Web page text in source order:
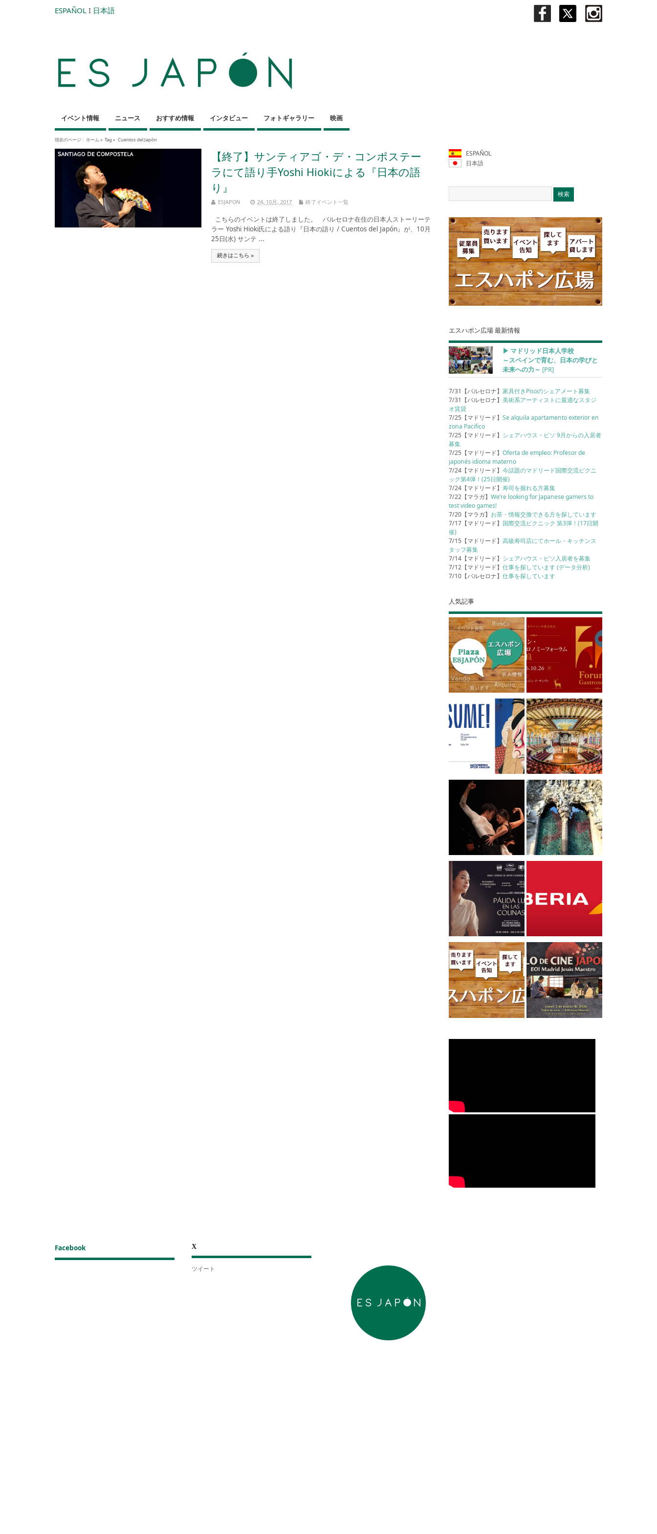
ESPAÑOL I 日本語
イベント情報 ニュース おすすめ情報 インタビュー フォトギャラリー 映画
現在のページ : ホーム » Tag » Cuentos del Japón
【終了】サンティアゴ・デ・コンポステー
ラにて語り手Yoshi Hiokiによる『日本の語
り』
ESJAPON 24, 10月, 2017 終了イベント一覧
こちらのイベントは終了しました。 バルセロナ在住の日本人ストーリーテ
ラー Yoshi Hioki氏による語り『日本の語り / Cuentos del Japón』が、10月
25日(水) サンテ ...
続きはこちら »
ESPAÑOL
日本語
エスハポン広場 最新情報
▶︎ マドリッド日本人学校
～スペインで育む、日本の学びと
未来への力～ [PR]
7/31【バルセロナ】家具付きPisoのシェアメート募集
7/31【バルセロナ】美術系アーティストに最適なスタジ
オ賃貸
7/25【マドリード】Se alquila apartamento exterior en
zona Pacifico
7/25【マドリード】 シェアハウス・ピソ 9月からの入居者
募集
7/25【マドリード】Oferta de empleo: Profesor de
japonés idioma materno
7/24【マドリード】今話題のマドリード国際交流ピクニ
ック第4弾！(25日開催)
7/24【マドリード】寿司を握れる方募集
7/22【マラガ】We’re looking for Japanese gamers to
test video games!
7/20【マラガ】 お茶・情報交換できる方を探しています
7/17【マドリード】 国際交流ピクニック 第3弾！(17日開
催)
7/15【マドリード】高級寿司店にてホール・キッチンス
タッフ募集
7/14【マドリード】 シェアハウス・ピソ入居者を募集
7/12【マドリード】仕事を探しています (データ分析)
7/10【バルセロナ】仕事を探しています
人気記事
Facebook X
ツイート